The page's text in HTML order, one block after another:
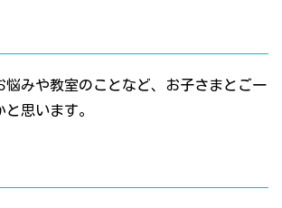
悩みや教室のことなど、お子さまとご一
思います。